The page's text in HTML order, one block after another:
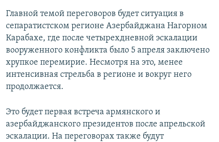
Главной темой переговоров будет ситуация в
сепаратистском регионе Азербайджана Нагорном
Карабахе, где после четырехдневной эскалации
вооруженного конфликта было 5 апреля заключено
хрупкое перемирие. Несмотря на это, менее
интенсивная стрельба в регионе и вокруг него
продолжается.
Это будет первая встреча армянского и
азербайджанского президентов после апрельской
эскалации. На переговорах также будут